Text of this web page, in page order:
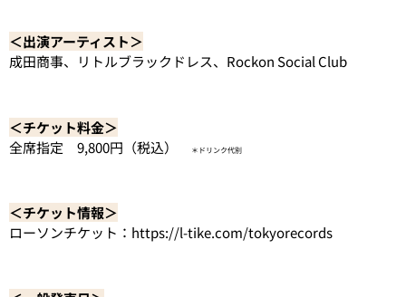
＜出演アーティスト＞
成田商事、 リトルブラックドレス、 Rockon Social Club
＜チケット料金＞
全席指定 9,800円（税込）
＊ドリンク代別
＜チケット情報＞
ローソンチケット： https://l-tike.com/tokyorecords